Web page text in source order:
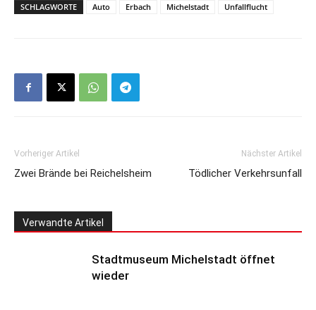
SCHLAGWORTE Auto Erbach Michelstadt Unfallflucht
Vorheriger Artikel
Zwei Brände bei Reichelsheim
Nächster Artikel
Tödlicher Verkehrsunfall
Verwandte Artikel
Stadtmuseum Michelstadt öffnet
wieder